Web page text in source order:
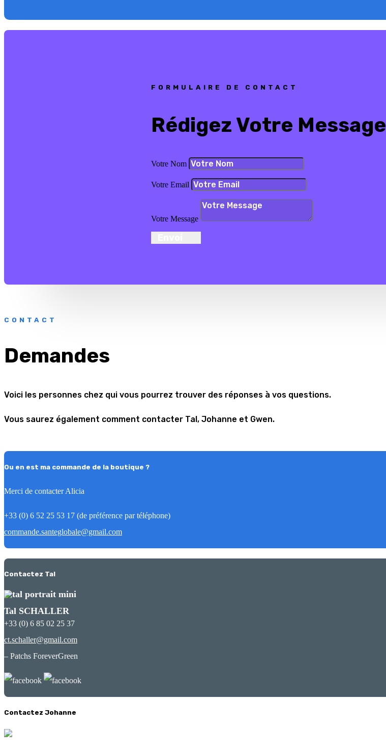
FORMULAIRE DE CONTACT
Rédigez Votre Message
Votre Nom
Votre Email
Votre Message
CONTACT
Demandes
Voici les personnes chez qui vous pourrez trouver des réponses à vos questions.
Vous saurez également comment contacter Tal, Johanne et Gwen.
Ou en est ma commande de la boutique ?
Merci de contacter Alicia
+33 (0) 6 52 25 53 17 (de préférence par téléphone)
commande.santeglobale@gmail.com
Contactez Tal
Tal SCHALLER
+33 (0) 6 85 02 25 37
ct.schaller@gmail.com
– Patchs ForeverGreen
Contactez Johanne